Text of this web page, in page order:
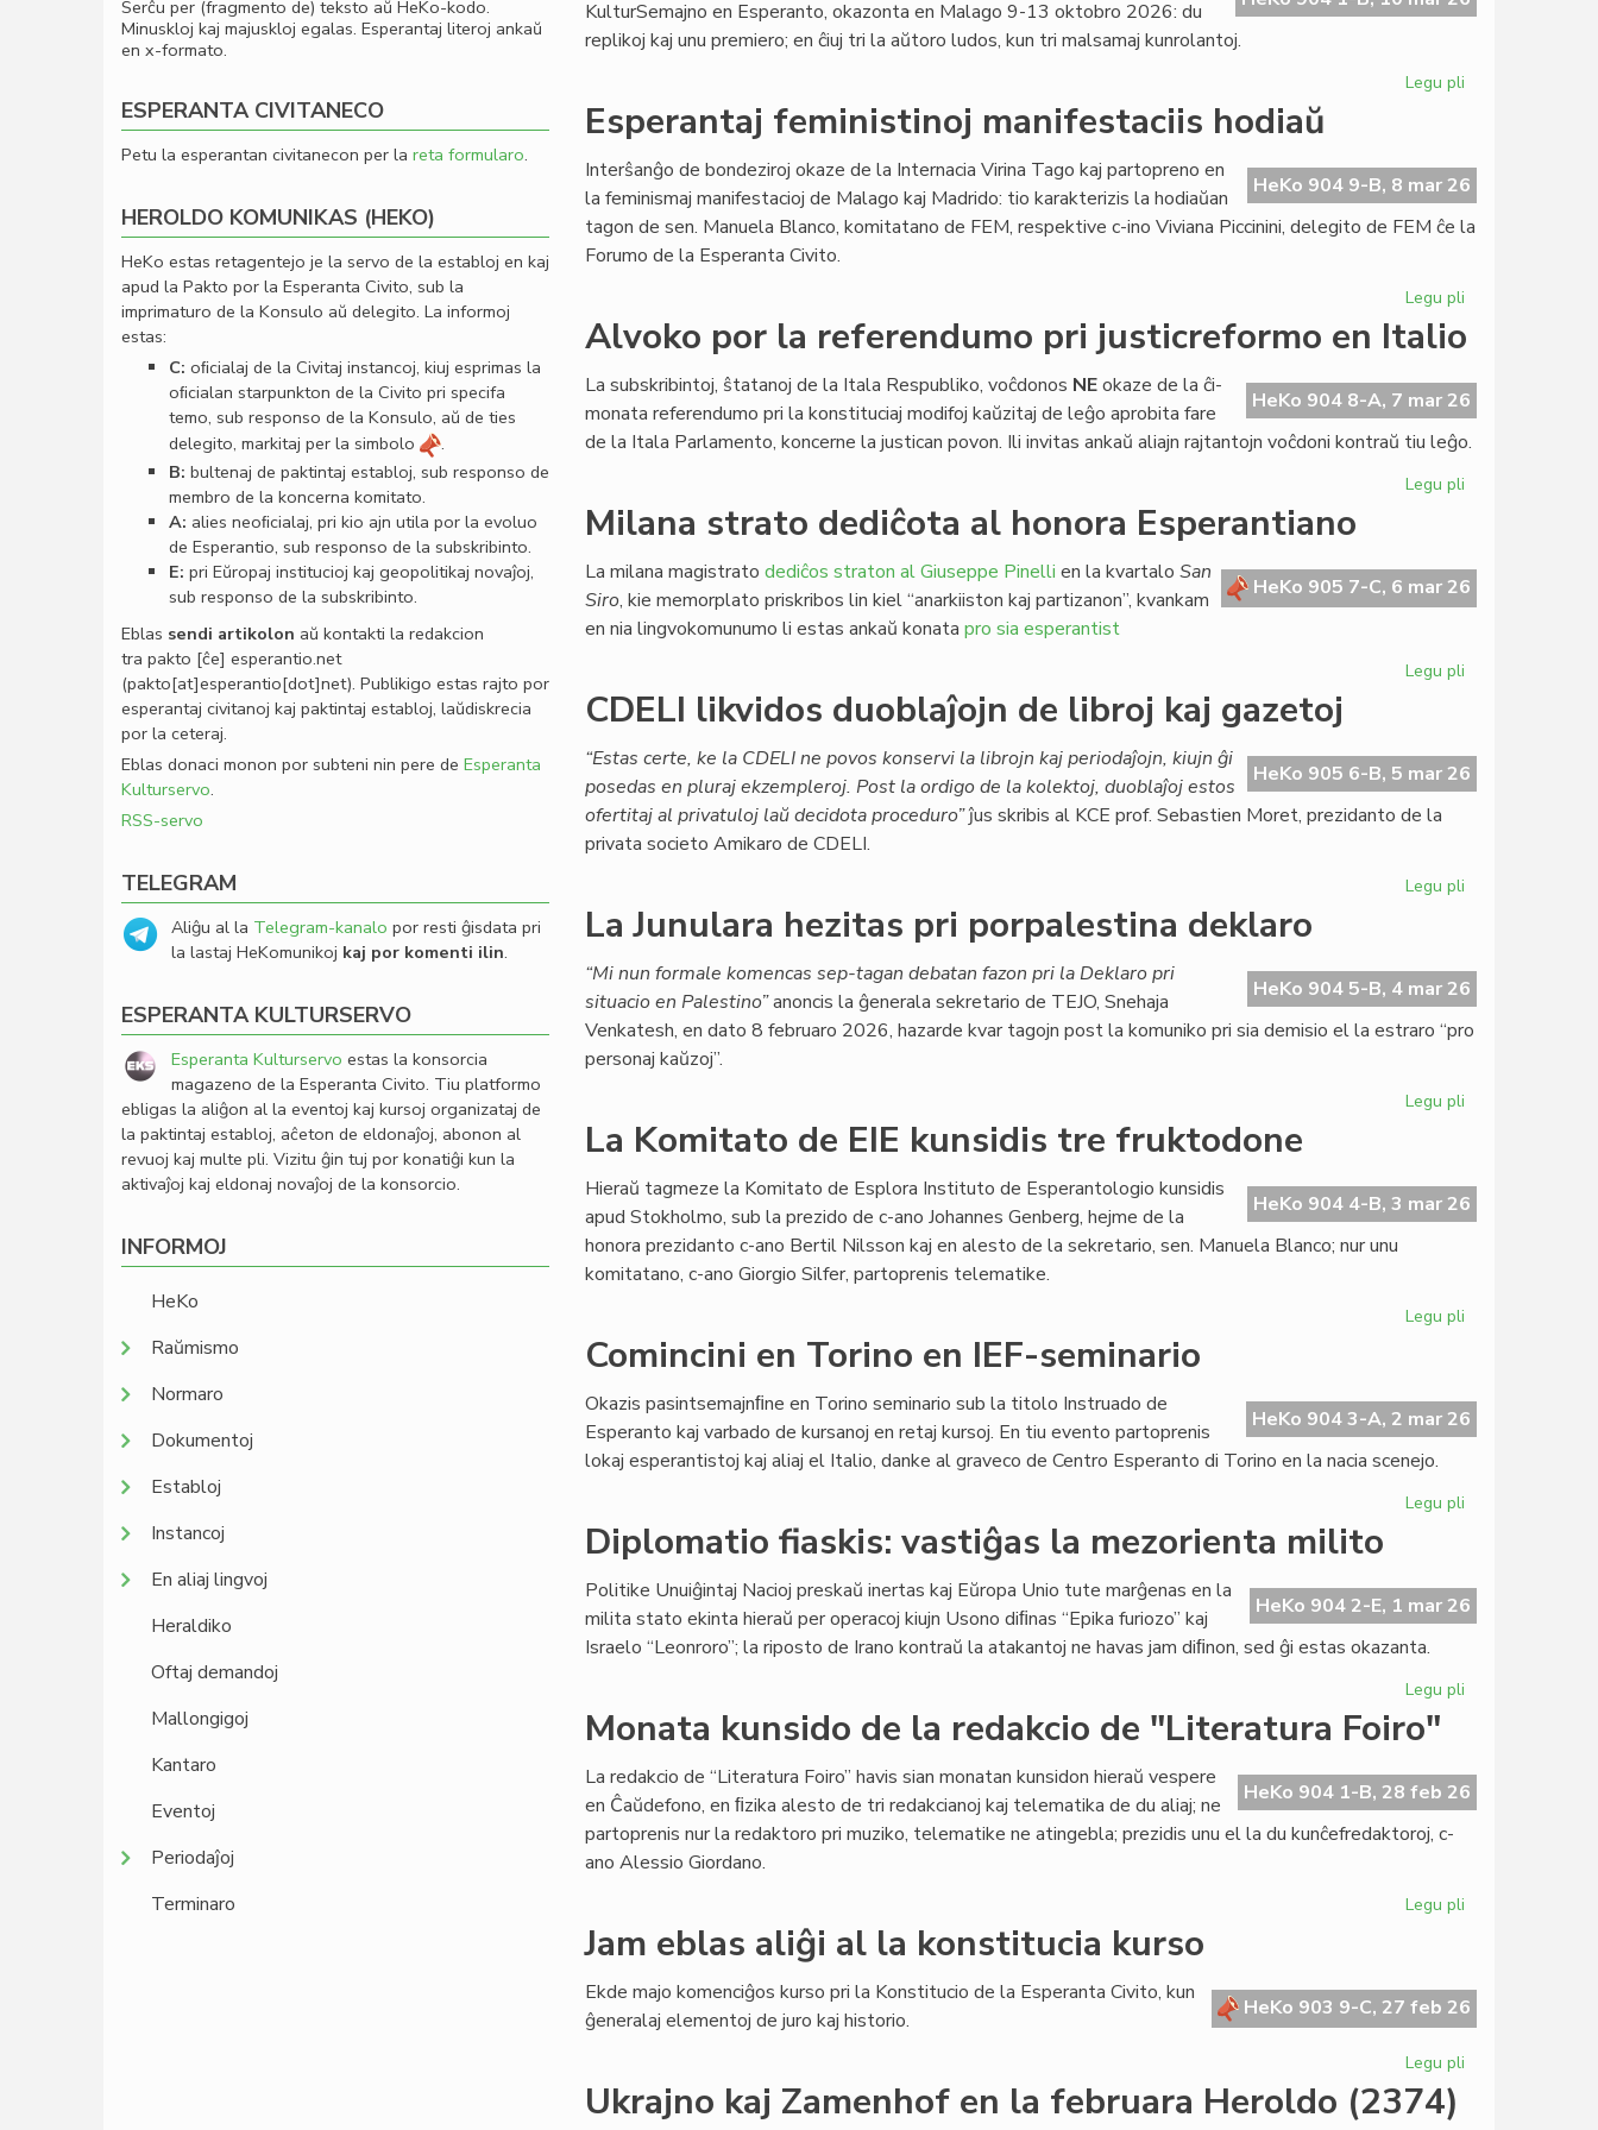
KulturSemajno en Esperanto, okazonta en Malago 9-13 oktobro 2026: du
replikoj kaj unu premiero; en ĉiuj tri la aŭtoro ludos, kun tri malsamaj kunrolantoj.
Legu pli
Giorgio
Silfer
prezentotaj
Esperantaj feministinoj manifestaciis hodiaŭ
HeKo 904 9-B, 8 mar 26
Interŝanĝo de bondeziroj okaze de la Internacia Virina Tago kaj partopreno en
la feminismaj manifestacioj de Malago kaj Madrido: tio karakterizis la hodiaŭan
tagon de sen. Manuela Blanco, komitatano de FEM, respektive c-ino Viviana Piccinini, delegito de FEM ĉe la
Forumo de la Esperanta Civito.
Legu pli
feministinoj
hodiaŭ
Alvoko por la referendumo pri justicreformo en Italio
HeKo 904 8-A, 7 mar 26
La subskribintoj, ŝtatanoj de la Itala Respubliko, voĉdonos NEokaze de la ĉi-
monata referendumo pri la konstituciaj modifoj kaŭzitaj de leĝo aprobita fare
de la Itala Parlamento, koncerne la justican povon. Ili invitas ankaŭ aliajn rajtantojn voĉdoni kontraŭ tiu leĝo.
Legu pli
referendumo
pri
Milana strato dediĉota al honora Esperantiano
HeKo 905 7-C, 6 mar 26
La milana magistrato dediĉos straton al Giuseppe Pinelli en la kvartalo San
Siro, kie memorplato priskribos lin kiel “anarkiiston kaj partizanon”, kvankam
en nia lingvokomunumo li estas ankaŭ konata pro sia esperantist
Legu pli
al
honora
CDELI likvidos duoblaĵojn de libroj kaj gazetoj
HeKo 905 6-B, 5 mar 26
“Estas certe, ke la CDELI ne povos konservi la librojn kaj periodaĵojn, kiujn ĝi
posedas en pluraj ekzempleroj. Post la ordigo de la kolektoj, duoblaĵoj estos
ofertitaj al privatuloj laŭ decidota proceduro”ĵus skribis al KCE prof. Sebastien Moret, prezidanto de la
privata societo Amikaro de CDELI.
Legu pli
de
libroj
kaj
La Junulara hezitas pri porpalestina deklaro
HeKo 904 5-B, 4 mar 26
“Mi nun formale komencas sep-tagan debatan fazon pri la Deklaro pri
situacio en Palestino”anoncis la ĝenerala sekretario de TEJO, Snehaja
Venkatesh, en dato 8 februaro 2026, hazarde kvar tagojn post la komuniko pri sia demisio el la estraro “pro
personaj kaŭzoj”.
Legu pli
pri
porpalestina
La Komitato de EIE kunsidis tre fruktodone
HeKo 904 4-B, 3 mar 26
Hieraŭ tagmeze la Komitato de Esplora Instituto de Esperantologio kunsidis
apud Stokholmo, sub la prezido de c-ano Johannes Genberg, hejme de la
honora prezidanto c-ano Bertil Nilsson kaj en alesto de la sekretario, sen. Manuela Blanco; nur unu
komitatano, c-ano Giorgio Silfer, partoprenis telematike.
Legu pli
EIE
kunsidis
Comincini en Torino en IEF-seminario
HeKo 904 3-A, 2 mar 26
Okazis pasintsemajnﬁne en Torino seminario sub la titolo Instruado de
Esperanto kaj varbado de kursanoj en retaj kursoj. En tiu evento partoprenis
lokaj esperantistoj kaj aliaj el Italio, danke al graveco de Centro Esperanto di Torino en la nacia scenejo.
Legu pli
en
IEF-
Diplomatio fiaskis: vastiĝas la mezorienta milito
HeKo 904 2-E, 1 mar 26
Politike Unuiĝintaj Nacioj preskaŭ inertas kaj Eŭropa Unio tute marĝenas en la
milita stato ekinta hieraŭ per operacoj kiujn Usono diﬁnas “Epika furiozo” kaj
Israelo “Leonroro”; la riposto de Irano kontraŭ la atakantoj ne havas jam diﬁnon, sed ĝi estas okazanta.
Legu pli
la
mezorienta
Monata kunsido de la redakcio de "Literatura Foiro"
HeKo 904 1-B, 28 feb 26
La redakcio de “Literatura Foiro” havis sian monatan kunsidon hieraŭ vespere
en Ĉaŭdefono, en ﬁzika alesto de tri redakcianoj kaj telematika de du aliaj; ne
partoprenis nur la redaktoro pri muziko, telematike ne atingebla; prezidis unu el la du kunĉefredaktoroj, c-
ano Alessio Giordano.
Legu pli
la
redakcio
Jam eblas aliĝi al la konstitucia kurso
HeKo 903 9-C, 27 feb 26
Ekde majo komenciĝos kurso pri la Konstitucio de la Esperanta Civito, kun
ĝeneralaj elementoj de juro kaj historio.
Legu pli
Ukrajno kaj Zamenhof en la februara Heroldo (2374)
Serĉu per (fragmento de) teksto aŭ HeKo-kodo.
Minuskloj kaj majuskloj egalas. Esperantaj literoj ankaŭ
en x-formato.
ESPERANTA CIVITANECO
Petu la esperantan civitanecon per la reta formularo.
HEROLDO KOMUNIKAS (HEKO)
HeKo estas retagentejo je la servo de la establoj en kaj
apud la Pakto por la Esperanta Civito, sub la
imprimaturo de la Konsulo aŭ delegito. La informoj
estas:
C: oﬁcialaj de la Civitaj instancoj, kiuj esprimas la
oﬁcialan starpunkton de la Civito pri specifa
temo, sub responso de la Konsulo, aŭ de ties
delegito, markitaj per la simbolo
.
B: bultenaj de paktintaj establoj, sub responso de
membro de la koncerna komitato.
A: alies neoﬁcialaj, pri kio ajn utila por la evoluo
de Esperantio, sub responso de la subskribinto.
E: pri Eŭropaj institucioj kaj geopolitikaj novaĵoj,
sub responso de la subskribinto.
Eblas sendi artikolon aŭ kontakti la redakcion
tra pakto [ĉe] esperantio.net
(pakto[at]esperantio[dot]net). Publikigo estas rajto por
esperantaj civitanoj kaj paktintaj establoj, laŭdiskrecia
por la ceteraj.
Eblas donaci monon por subteni nin pere de Esperanta
Kulturservo.
RSS-servo
TELEGRAM
Aliĝu al la Telegram-kanalo por resti ĝisdata pri
la lastaj HeKomunikoj kaj por komenti ilin.
ESPERANTA KULTURSERVO
Esperanta Kulturservo estas la konsorcia
magazeno de la Esperanta Civito. Tiu platformo
ebligas la aliĝon al la eventoj kaj kursoj organizataj de
la paktintaj establoj, aĉeton de eldonaĵoj, abonon al
revuoj kaj multe pli. Vizitu ĝin tuj por konatiĝi kun la
aktivaĵoj kaj eldonaj novaĵoj de la konsorcio.
INFORMOJ
HeKo
Raŭmismo
Normaro
Dokumentoj
Establoj
Instancoj
En aliaj lingvoj
Heraldiko
Oftaj demandoj
Mallongigoj
Kantaro
Eventoj
Periodaĵoj
Terminaro